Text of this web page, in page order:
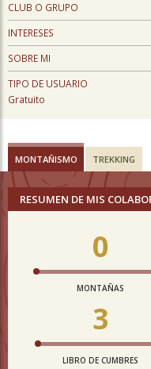
CLUB O GRUPO
INTERESES
SOBRE MI
TIPO DE USUARIO
Gratuito
MONTAÑISMO TREKKING
RESUMEN DE MIS
0
MONTAÑAS
3
LIBRO DE CUMBRES